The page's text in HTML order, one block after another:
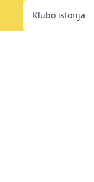
Klubo istorija